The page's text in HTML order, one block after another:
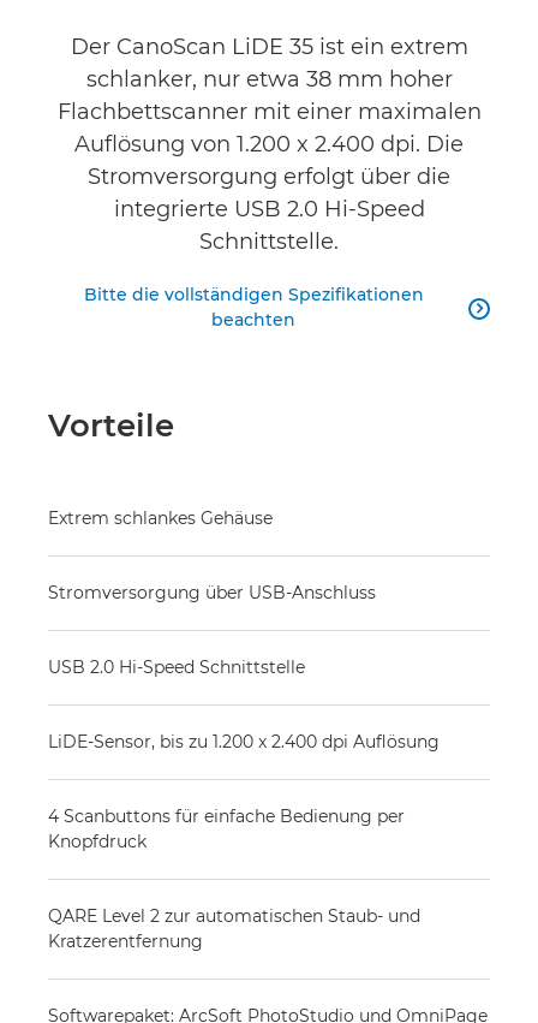
Der CanoScan LiDE 35 ist ein extrem
schlanker, nur etwa 38 mm hoher
Flachbettscanner mit einer maximalen
Auflösung von 1.200 x 2.400 dpi. Die
Stromversorgung erfolgt über die
integrierte USB 2.0 Hi-Speed
Schnittstelle.
Bitte die vollständigen Spezifikationen
beachten

Vorteile
Extrem schlankes Gehäuse
Stromversorgung über USB-Anschluss
USB 2.0 Hi-Speed Schnittstelle
LiDE-Sensor, bis zu 1.200 x 2.400 dpi Auflösung
4 Scanbuttons für einfache Bedienung per
Knopfdruck
QARE Level 2 zur automatischen Staub- und
Kratzerentfernung
Softwarepaket: ArcSoft PhotoStudio und OmniPage